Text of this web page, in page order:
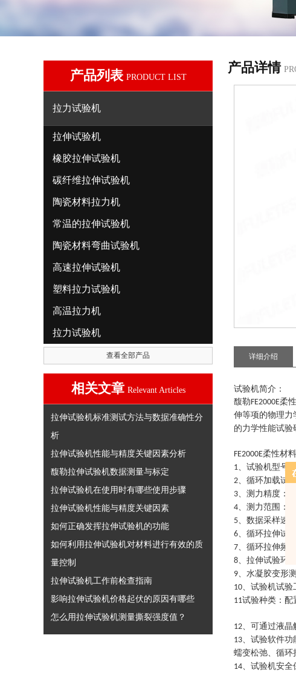
产品列表 PRODUCT LIST
拉力试验机
拉伸试验机
橡胶拉伸试验机
碳纤维拉伸试验机
陶瓷材料拉力机
常温的拉伸试验机
陶瓷材料弯曲试验机
高速拉伸试验机
塑料拉力试验机
高温拉力机
拉力试验机
查看全部产品
相关文章 Relevant Articles
拉伸试验机标准测试方法与数据准确性分
析
拉伸试验机性能与精度关键因素分析
馥勒拉伸试验机数据测量与标定
拉伸试验机在使用时有哪些使用步骤
拉伸试验机性能与精度关键因素
如何正确发挥拉伸试验机的功能
如何利用拉伸试验机对材料进行有效的质
量控制
拉伸试验机工作前检查指南
影响拉伸试验机价格起伏的原因有哪些
怎么用拉伸试验机测量撕裂强度值？
产品详情
详细介绍
试验机简介：
馥勒FE2000E柔
伸等项的物理力
的力学性能试验
FE2000E柔性材
1、试验机型号：
2、循环加载试验
3、测力精度：优
4、测力范围：
5、数据采样速率
6、循环拉伸试
7、循环拉伸频
8、拉伸试验环
9、水凝胶变形
10、试验机试验
11试验种类：配
12、可通过液晶
13、试验软件功
蠕变松弛、循环
14、试验机安全